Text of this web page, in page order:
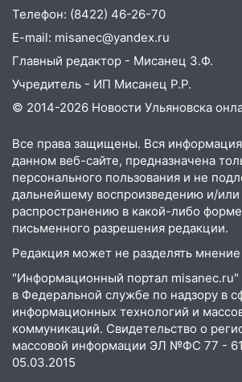
13:30 В Димитровграде на
Трудовой горело здание
13:00 Водитель без прав
припаркованный автомобиль
12:37 Переезжал «зебру» на
12:18 Вспыхнул изнутри: в
Железнодорожном районе
11:33 В Засвияжье под
попал мужчина
11:17
В Радищевском районе
хозяйственные постройки
11:00 В Канадее горел
10:18 Губернатор
уничтожено четыре
регионе
Телефон: (8422) 46-26-70
E-mail: misanec@yandex.ru
Главный редактор - Мисанец З.Ф.
Учредитель - ИП Мисанец Р.Р.
© 2014-2026 Новости Ульяновска
Все права защищены. Вся
данном веб-сайте, предназначена
персонального пользования и не
дальнейшему воспроизведению и/или
распространению в какой-либо
письменного разрешения редакции.
Редакция может не разделять мнение
"Информационный портал misanec.ru"
в Федеральной службе по надзору в
информационных технологий и
коммуникаций. Свидетельство о
массовой информации ЭЛ №ФС 77 -
05.03.2015